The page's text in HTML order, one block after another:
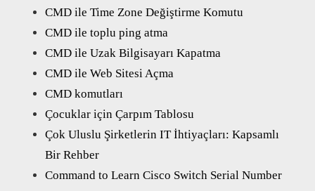
CMD ile Time Zone Değiştirme Komutu
CMD ile toplu ping atma
CMD ile Uzak Bilgisayarı Kapatma
CMD ile Web Sitesi Açma
CMD komutları
Çocuklar için Çarpım Tablosu
Çok Uluslu Şirketlerin IT İhtiyaçları: Kapsamlı
Bir Rehber
Command to Learn Cisco Switch Serial Number